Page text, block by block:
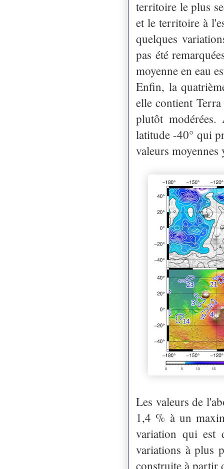
territoire le plus
et le territoire à
quelques
pas été
moyenne en eau
Enfin, la
elle contient
plutôt
latitude -40° qui
valeurs
Les valeurs de
1,4 % à un
variation qui est
variations à plus
construite à partir